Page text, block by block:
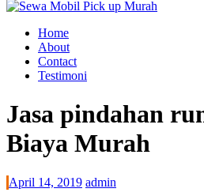
Home
About
Contact
Testimoni
Jasa pindahan
Biaya Murah
April 14, 2019 admin